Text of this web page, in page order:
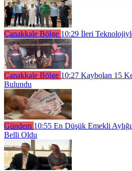
Çanakkale Bölge 10:29 İleri
Çanakkale Bölge 10:27 Kaybolan 15
Bulundu
Gündem 10:55 En Düşük Emekli
Belli Oldu